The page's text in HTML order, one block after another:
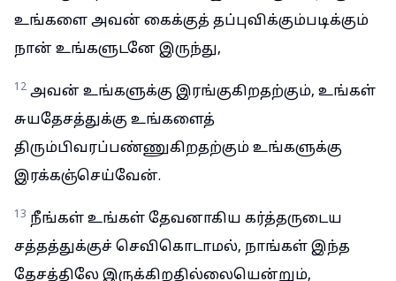
உங்களை அவன் கைக்குத் தப்புவிக்கும்படிக்கும்
நான் உங்களுடனே இருந்து,
12 அவன் உங்களுக்கு இரங்குகிறதற்கும், உங்கள்
சுயதேசத்துக்கு உங்களைத்
திரும்பிவரப்பண்ணுகிறதற்கும் உங்களுக்கு
இரக்கஞ்செய்வேன்.
13 நீங்கள் உங்கள் தேவனாகிய கர்த்தருடைய
சத்தத்துக்குச் செவிகொடாமல், நாங்கள் இந்த
தேசத்திலே இருக்கிறதில்லையென்றும்,